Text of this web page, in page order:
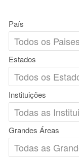
País
Estados
Instituições
Grandes Áreas